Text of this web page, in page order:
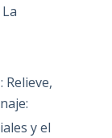
y el